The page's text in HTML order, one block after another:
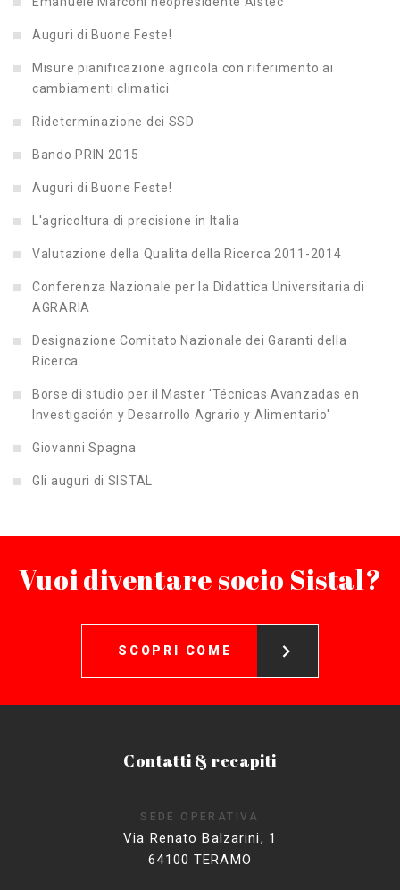
Auguri di Buone Feste!
Misure pianificazione agricola con riferimento ai
cambiamenti climatici
Rideterminazione dei SSD
Bando PRIN 2015
Auguri di Buone Feste!
L'agricoltura di precisione in Italia
Valutazione della Qualita della Ricerca 2011-2014
Conferenza Nazionale per la Didattica Universitaria di
AGRARIA
Designazione Comitato Nazionale dei Garanti della
Ricerca
Borse di studio per il Master 'Técnicas Avanzadas en
Investigación y Desarrollo Agrario y Alimentario'
Giovanni Spagna
Gli auguri di SISTAL
Vuoi diventare socio Sistal?
SCOPRI COME
Contatti & recapiti
SEDE OPERATIVA
Via Renato Balzarini, 1
64100 TERAMO